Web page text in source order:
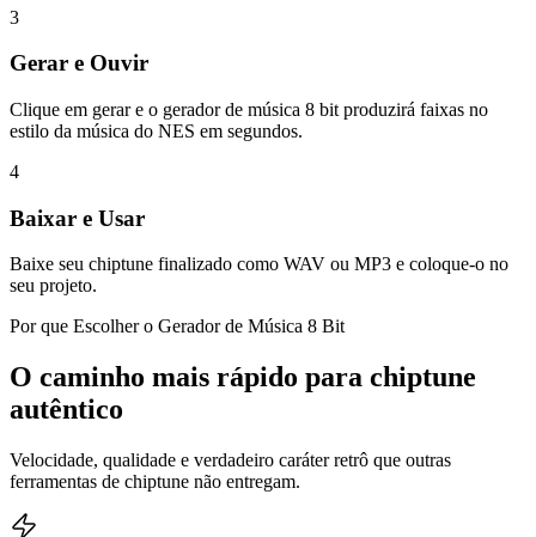
3
Gerar e Ouvir
Clique em gerar e o gerador de música 8 bit produzirá faixas no
estilo da música do NES em segundos.
4
Baixar e Usar
Baixe seu chiptune finalizado como WAV ou MP3 e coloque-o no
seu projeto.
Por que Escolher o Gerador de Música 8 Bit
O caminho mais rápido para chiptune
autêntico
Velocidade, qualidade e verdadeiro caráter retrô que outras
ferramentas de chiptune não entregam.